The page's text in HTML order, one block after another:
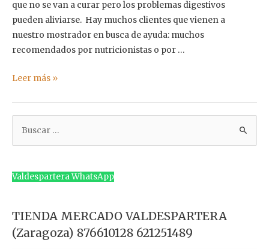
que no se van a curar pero los problemas digestivos
pueden aliviarse. Hay muchos clientes que vienen a
nuestro mostrador en busca de ayuda: muchos
recomendados por nutricionistas o por …
¿Qué
Leer más »
c
p
o
Valdespartera WhatsApp
TIENDA MERCADO VALDESPARTERA
(Zaragoza) 876610128 621251489